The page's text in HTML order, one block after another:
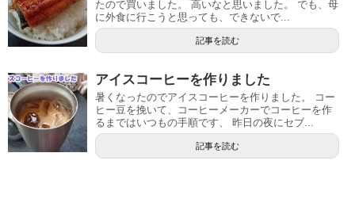
たので買いました。 高いなと思いました。 でも、母
に外食に行こうと思っても、できないで...
記事を読む
アイスコーヒーを作りました
暑くなったのでアイスコーヒーを作りました。 コー
ヒー豆を挽いて、コーヒーメーカーでコーヒーを作
るまではいつもの手順です、 昨日の夜にセブ...
記事を読む